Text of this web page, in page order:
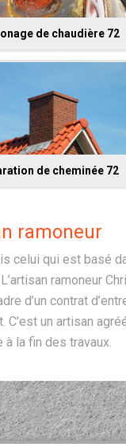
de chaudière 72
de cheminée 72
ramoneur
celui qui est basé
ramoneur
d’un contrat
un artisan
la fin des travaux.